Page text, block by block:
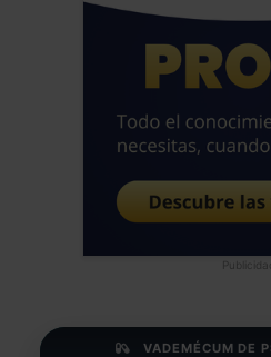
Publicidad
VADEMÉCUM DE